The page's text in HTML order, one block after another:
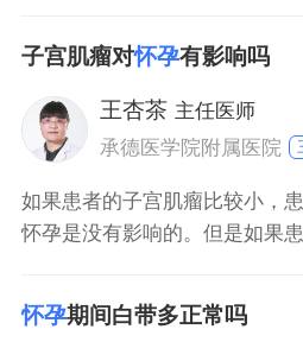
生三次及三次以上的自然流产
连续三次或三次以上，但是大
次流产，应重视并予评估。早
胚胎染色体异常、免疫功能低
腺功
子宫肌瘤对怀孕有影响吗
王杏茶 主任医师
承德医学院附属医院
如果患者的子宫肌瘤比较小，
怀孕是没有影响的。但是如果
明显症状，就要及时进行治疗。
怀孕期间白带多正常吗